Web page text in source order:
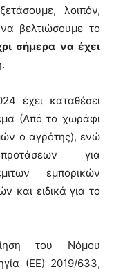
λοιπόν,
βελτιώσουμε το
σήμερα να έχει
έχει καταθέσει
(Από το χωράφι
ο αγρότης), ενώ
για
εμπορικών
και ειδικά για το
του Νόμου
(ΕΕ) 2019/633,